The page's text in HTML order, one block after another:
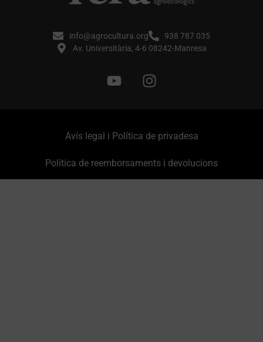
info@agrocultura.org
938 787 035
Av. Universitària, 4-6 08242-Manresa
Avís legal i Política de privadesa
Política de reemborsaments i devolucions